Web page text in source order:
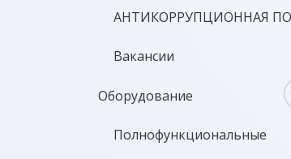
АНТИКОРРУПЦИОННАЯ
Вакансии
Оборудование
Полнофункциональные